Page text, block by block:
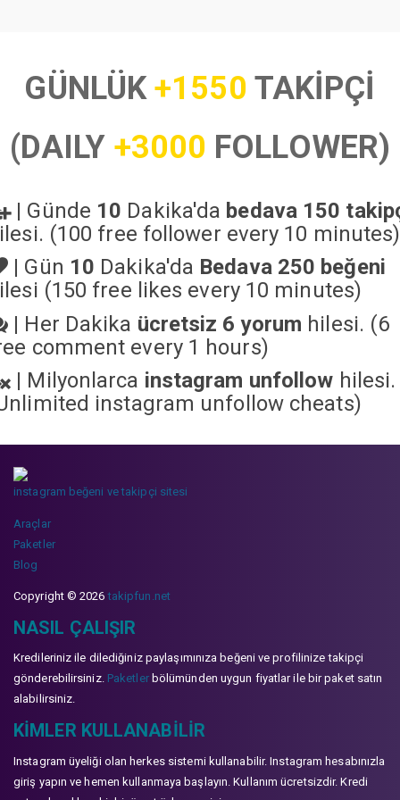
GÜNLÜK+1550 TAKİPÇİ
(DAILY +3000 FOLLOWER)
| Günde 10 Dakika'da bedava 150
(100 free follower every 10 minutes)
| Gün 10 Dakika'da Bedava 250 beğeni
(150 free likes every 10 minutes)
| Her Dakika ücretsiz 6 yorum hilesi. (6
comment every 1 hours)
| Milyonlarca instagram unfollow hilesi.
instagram unfollow cheats)
instagram beğeni ve takipçi sitesi
Araçlar
Paketler
Blog
Copyright © 2026takipfun.net
NASIL ÇALIŞIR
Kredileriniz ile dilediğiniz paylaşımınıza beğeni ve profilinize takipçi
gönderebilirsiniz. Paketlerbölümünden uygun fiyatlar ile bir paket satın
alabilirsiniz.
KIMLER KULLANABILIR
Instagram üyeliği olan herkes sistemi kullanabilir. Instagram hesabınızla
giriş yapın ve hemen kullanmaya başlayın. Kullanım ücretsizdir. Kredi